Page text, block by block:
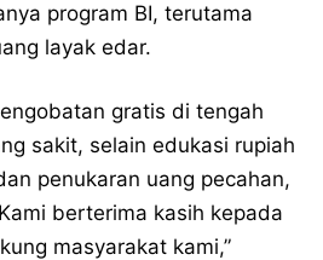
program BI, terutama
layak edar.
gratis di tengah
sakit, selain edukasi rupiah
penukaran uang pecahan,
berterima kasih kepada
masyarakat kami,”